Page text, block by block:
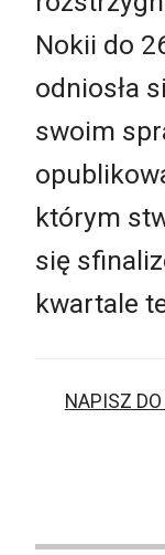
Nokii do
odniosła
swoim
którym
się
kwartale
NAPISZ